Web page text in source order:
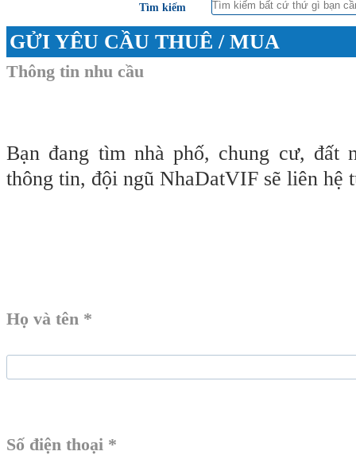
Tìm kiếm
GỬI YÊU CẦU THUÊ / MUA
Thông tin nhu cầu
Bạn đang tìm nhà phố, chung cư,
thông tin, đội ngũ NhaDatVIF sẽ liên hệ
Họ và tên *
Số điện thoại *